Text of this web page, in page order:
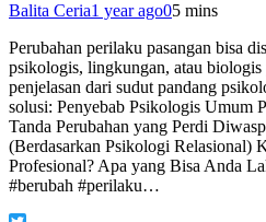
Balita Ceria1 year ago05 mins
Perubahan perilaku pasangan bisa
psikologis, lingkungan, atau
penjelasan dari sudut pandang
solusi: Penyebab Psikologis Umum
Tanda Perubahan yang Perdi
(Berdasarkan Psikologi Relasional)
Profesional? Apa yang Bisa Anda
#berubah #perilaku…